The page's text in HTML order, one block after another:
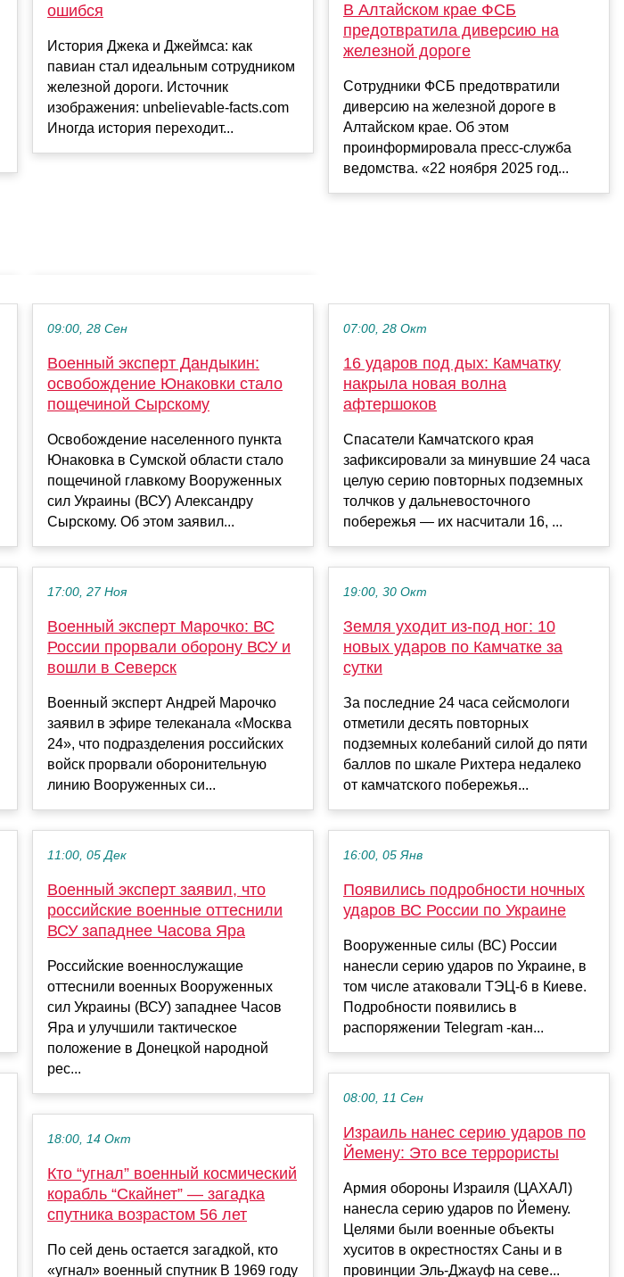
ошибся
История Джека и Джеймса: как
павиан стал идеальным сотрудником
железной дороги. Источник
изображения: unbelievable-facts.com
Иногда история переходит...
В Алтайском крае ФСБ
предотвратила диверсию на
железной дороге
Сотрудники ФСБ предотвратили
диверсию на железной дороге в
Алтайском крае. Об этом
проинформировала пресс-служба
ведомства. «22 ноября 2025 год...
09:00, 28 Сен
Военный эксперт Дандыкин:
освобождение Юнаковки стало
пощечиной Сырскому
Освобождение населенного пункта
Юнаковка в Сумской области стало
пощечиной главкому Вооруженных
сил Украины (ВСУ) Александру
Сырскому. Об этом заявил...
17:00, 27 Ноя
Военный эксперт Марочко: ВС
России прорвали оборону ВСУ и
вошли в Северск
Военный эксперт Андрей Марочко
заявил в эфире телеканала «Москва
24», что подразделения российских
войск прорвали оборонительную
линию Вооруженных си...
11:00, 05 Дек
Военный эксперт заявил, что
российские военные оттеснили
ВСУ западнее Часова Яра
Российские военнослужащие
оттеснили военных Вооруженных
сил Украины (ВСУ) западнее Часов
Яра и улучшили тактическое
положение в Донецкой народной
рес...
18:00, 14 Окт
Кто “угнал” военный космический
корабль “Скайнет” — загадка
спутника возрастом 56 лет
По сей день остается загадкой, кто
«угнал» военный спутник В 1969 году
07:00, 28 Окт
16 ударов под дых: Камчатку
накрыла новая волна
афтершоков
Спасатели Камчатского края
зафиксировали за минувшие 24 часа
целую серию повторных подземных
толчков у дальневосточного
побережья — их насчитали 16, ...
19:00, 30 Окт
Земля уходит из-под ног: 10
новых ударов по Камчатке за
сутки
За последние 24 часа сейсмологи
отметили десять повторных
подземных колебаний силой до пяти
баллов по шкале Рихтера недалеко
от камчатского побережья...
16:00, 05 Янв
Появились подробности ночных
ударов ВС России по Украине
Вооруженные силы (ВС) России
нанесли серию ударов по Украине, в
том числе атаковали ТЭЦ-6 в Киеве.
Подробности появились в
распоряжении Telegram -кан...
08:00, 11 Сен
Израиль нанес серию ударов по
Йемену: Это все террористы
Армия обороны Израиля (ЦАХАЛ)
нанесла серию ударов по Йемену.
Целями были военные объекты
хуситов в окрестностях Саны и в
провинции Эль-Джауф на севе...